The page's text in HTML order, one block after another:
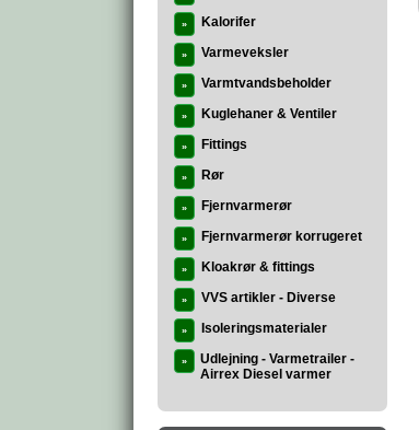
» Kalorifer
» Varmeveksler
» Varmtvandsbeholder
» Kuglehaner & Ventiler
» Fittings
» Rør
» Fjernvarmerør
» Fjernvarmerør korrugeret
» Kloakrør & fittings
» VVS artikler - Diverse
» Isoleringsmaterialer
»
Udlejning - Varmetrailer -
Airrex Diesel varmer